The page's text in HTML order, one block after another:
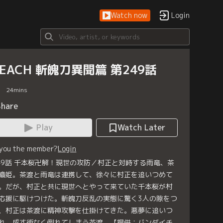
Watch now Login
斬魄刀異聞篇 第249話
24mins
Play
Watch Later
the member?Login
話 千本桜卍解！現世の攻防／村正と対峙する雨竜、茶
姫。茶渡と雨竜は連携して、徐々に村正を追いつめて
だが、村正と共に現世へとやって来ていた千本桜が村
援に駆けつけた。斬魄刀反乱の実態に驚く3人の隙をつ
村正は茶渡に精神攻撃を仕掛けてきた。悪夢に追いつ